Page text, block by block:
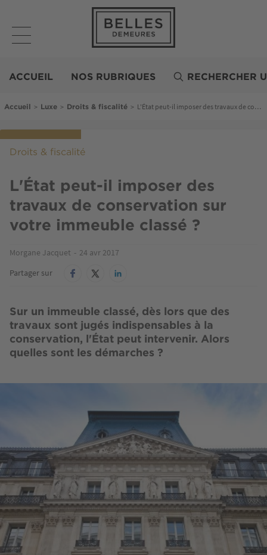
contenu
principal
Demeures
ACCUEIL NOS RUBRIQUES RECHERCHER
Fil d'Ariane
Accueil > Luxe > Droits & fiscalité > L'État peut-il imposer des travaux de conservation sur votre immeuble classé ?
Droits & fiscalité
L'État peut-il imposer des
travaux de conservation sur
votre immeuble classé ?
Morgane Jacquet
24 avr 2017
Partager sur
Sur un immeuble classé, dès lors que des
travaux sont jugés indispensables à la
conservation, l'État peut intervenir. Alors
quelles sont les démarches ?